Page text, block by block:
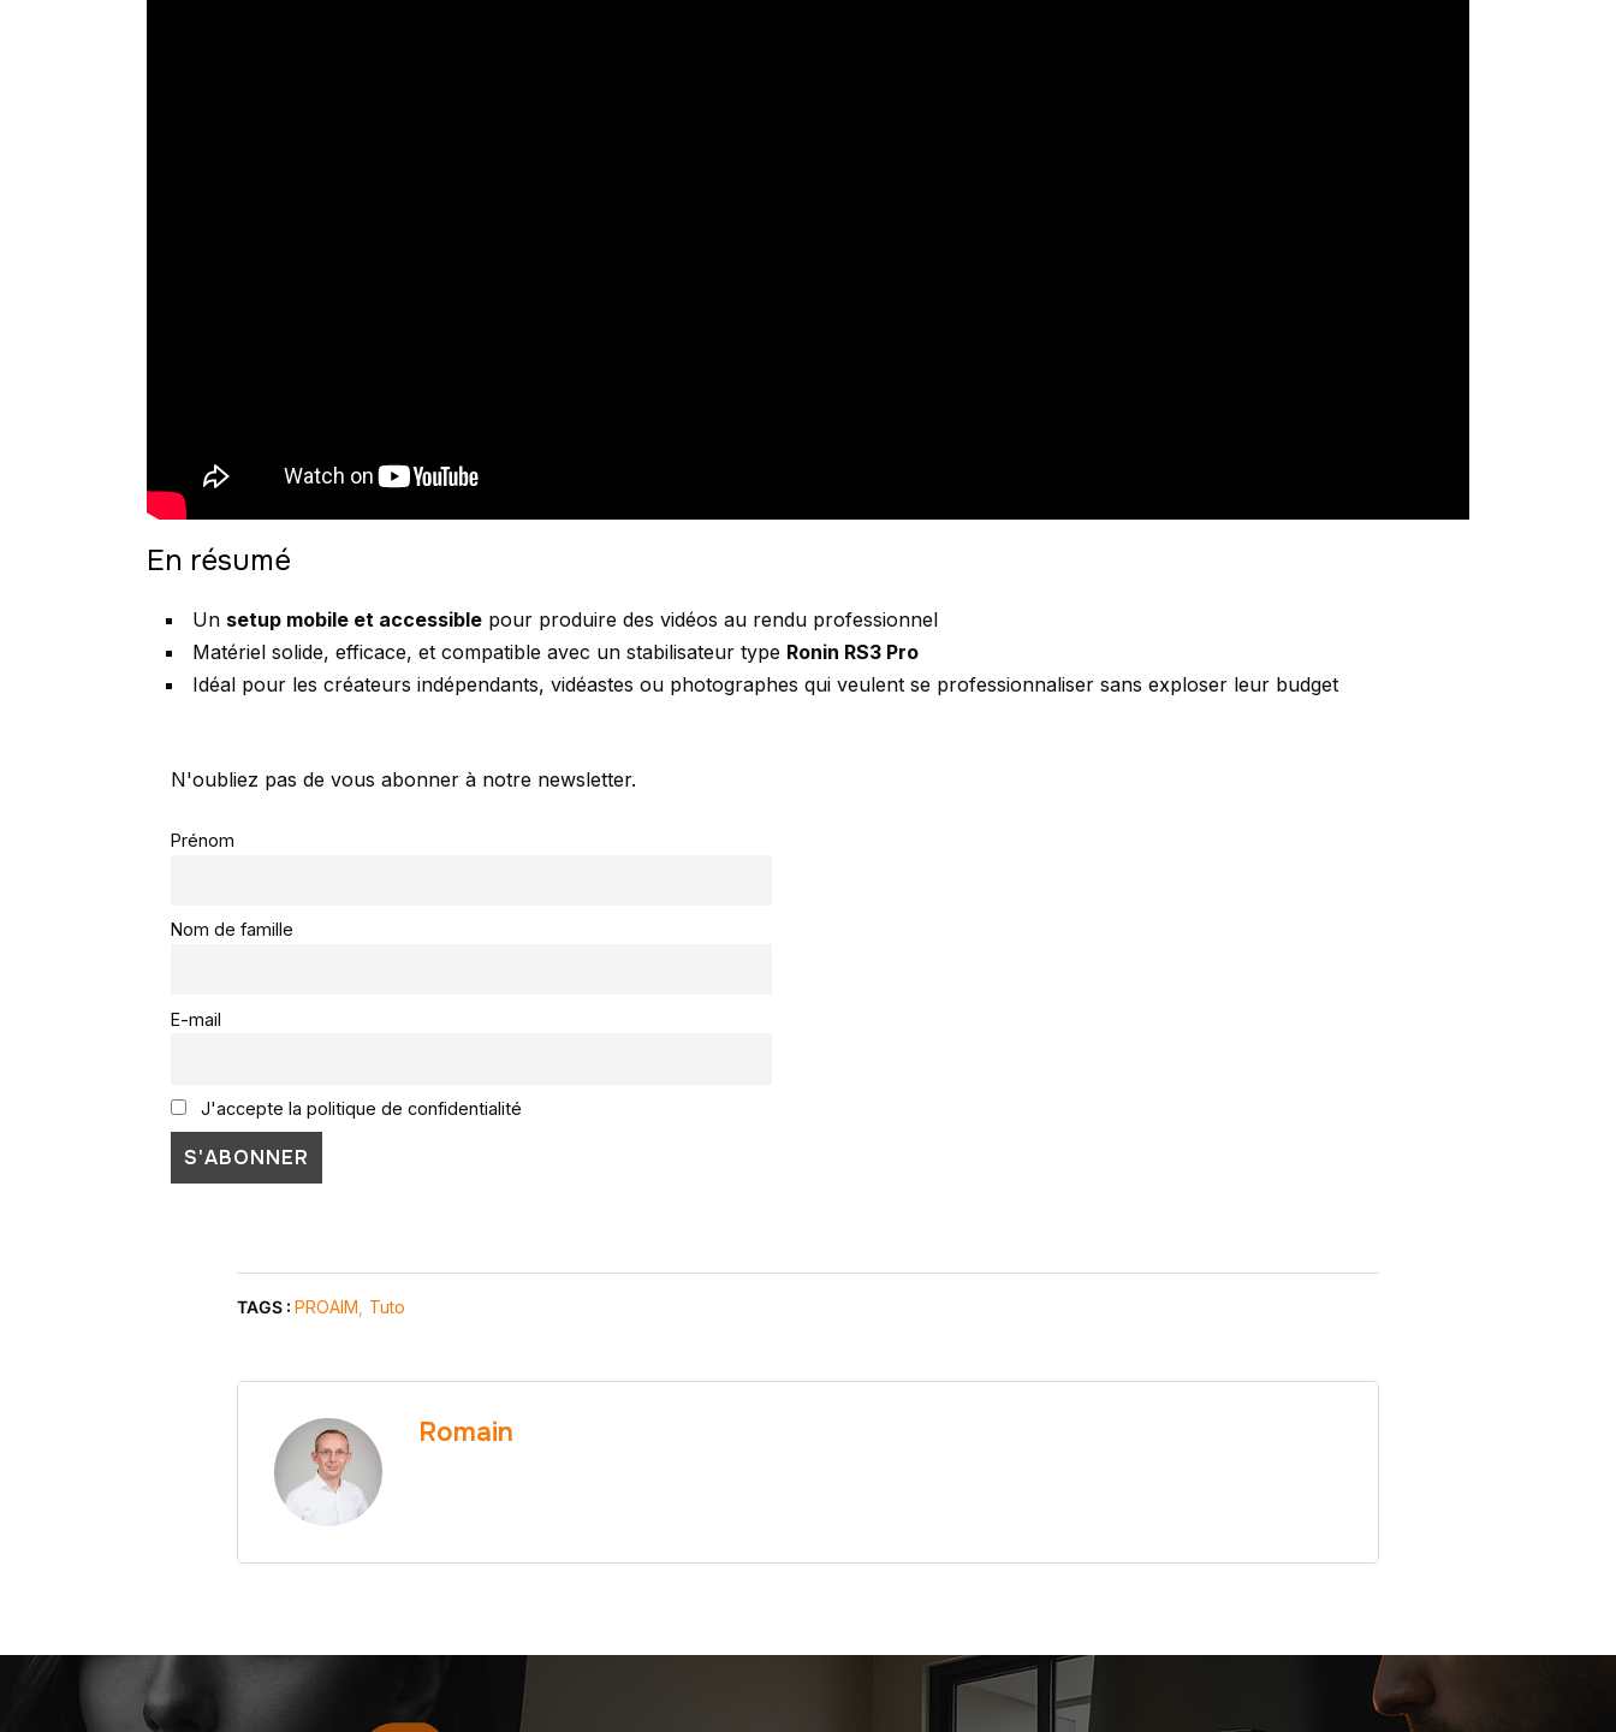
En résumé
Un setup mobile et accessible pour produire des vidéos au rendu professionnel
Matériel solide, efficace, et compatible avec un stabilisateur type Ronin RS3 Pro
Idéal pour les créateurs indépendants, vidéastes ou photographes qui veulent se professionnaliser sans exploser leur budget
N'oubliez pas de vous abonner à notre newsletter.
Prénom
Nom de famille
E-mail
J'accepte la politique de confidentialité
TAGS : PROAIM Tuto
Romain